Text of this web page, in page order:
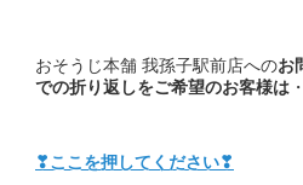
おそうじ本舗 我孫子駅前店へのお
での折り返しをご希望のお客様は
❣ここを押してください❣